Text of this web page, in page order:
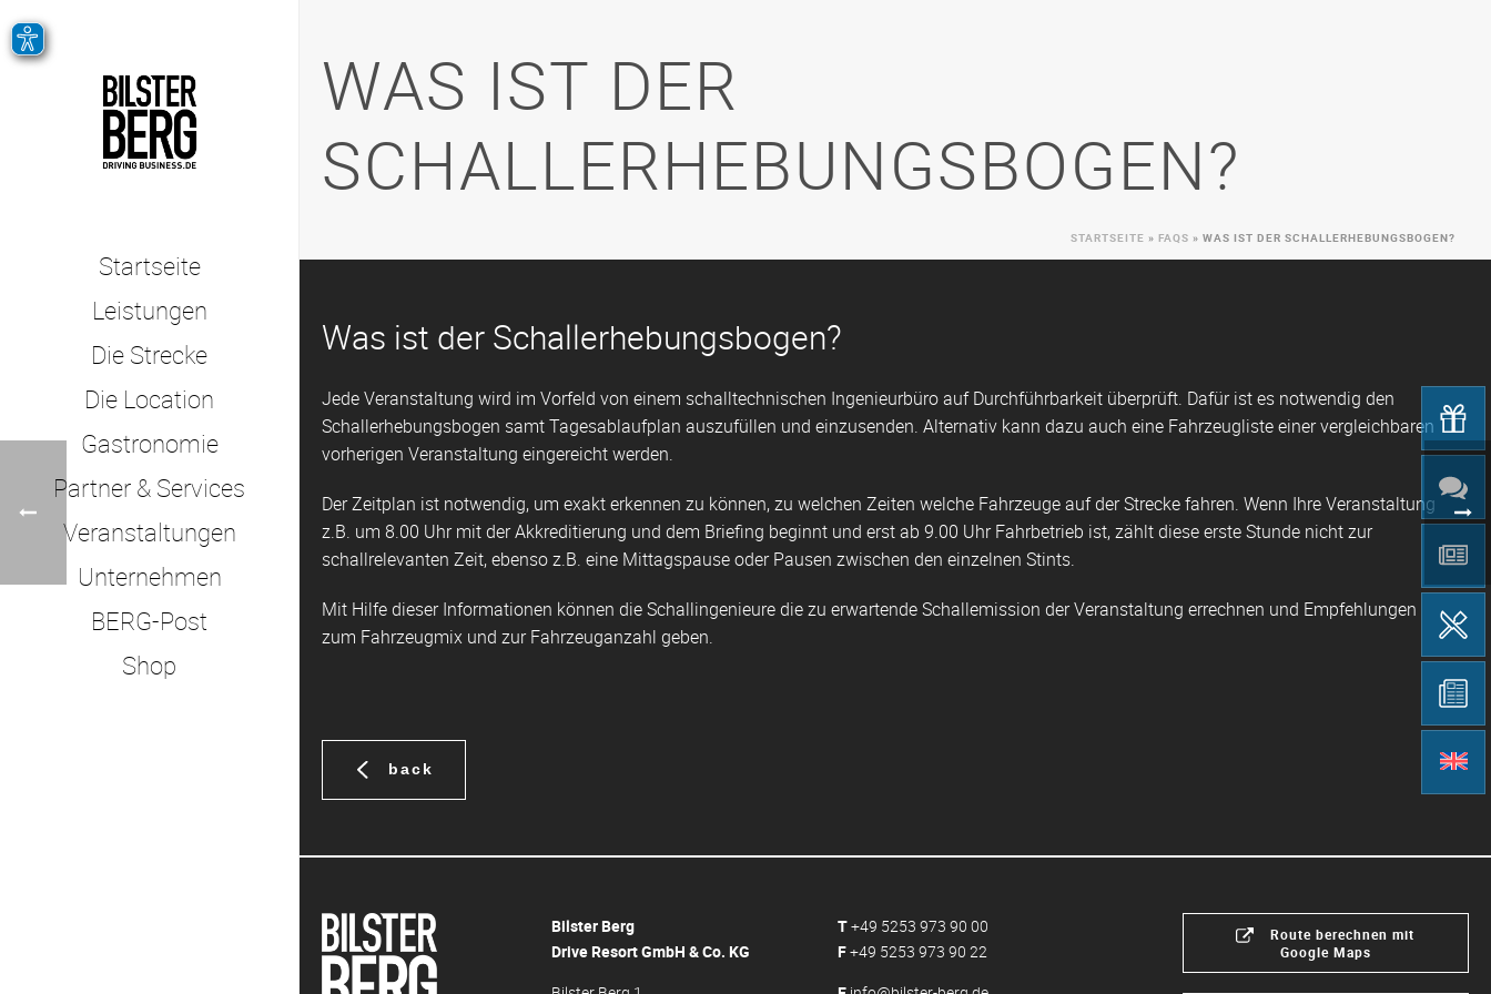
Startseite
Leistungen
Die Strecke
Die Location
Gastronomie
Partner & Services
Veranstaltungen
Unternehmen
BERG-Post
Shop
WAS IST DER
SCHALLERHEBUNGSBOGEN?
STARTSEITE » FAQS » WAS IST DER SCHALLERHEBUNGSBOGEN?
Was ist der Schallerhebungsbogen?
Jede Veranstaltung wird im Vorfeld von einem schalltechnischen Ingenieurbüro auf Durchführbarkeit überprüft. Dafür ist es notwendig den
Schallerhebungsbogen samt Tagesablaufplan auszufüllen und einzusenden. Alternativ kann dazu auch eine Fahrzeugliste einer vergleichbaren
vorherigen Veranstaltung eingereicht werden.
Der Zeitplan ist notwendig, um exakt erkennen zu können, zu welchen Zeiten welche Fahrzeuge auf der Strecke fahren. Wenn Ihre Veranstaltung
z.B. um 8.00 Uhr mit der Akkreditierung und dem Briefing beginnt und erst ab 9.00 Uhr Fahrbetrieb ist, zählt diese erste Stunde nicht zur
schallrelevanten Zeit, ebenso z.B. eine Mittagspause oder Pausen zwischen den einzelnen Stints.
Mit Hilfe dieser Informationen können die Schallingenieure die zu erwartende Schallemission der Veranstaltung errechnen und Empfehlungen
zum Fahrzeugmix und zur Fahrzeuganzahl geben.
back
Bilster Berg
Drive Resort GmbH & Co. KG
T+49 5253 973 90 00
F+49 5253 973 90 22
Route berechnen mit
Google Maps